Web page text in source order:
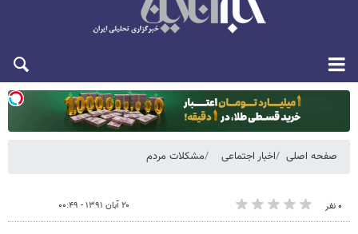
صفحه اصلی اخبار اجتماعی مشکلات مردم
۰ نفر ۲۰ آبان ۱۳۹۱ - ۰۰:۴۹